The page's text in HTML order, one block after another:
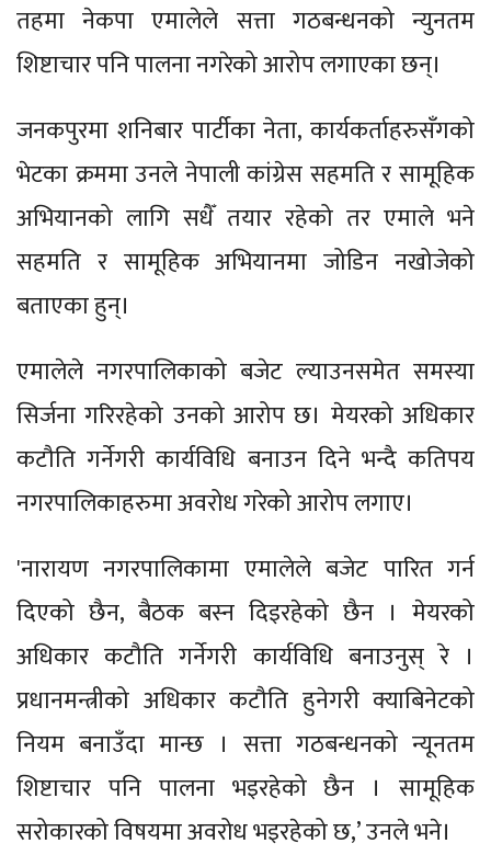
तहमा नेकपा एमालेले सत्ता गठबन्धनको न्युनतम
शिष्टाचार पनि पालना नगरेको आरोप लगाएका छन्।
जनकपुरमा शनिबार पार्टीका नेता, कार्यकर्ताहरुसँगको
भेटका क्रममा उनले नेपाली कांग्रेस सहमति र सामूहिक
अभियानको लागि सधैँ तयार रहेको तर एमाले भने
सहमति र सामूहिक अभियानमा जोडिन नखोजेको
बताएका हुन्।
एमालेले नगरपालिकाको बजेट ल्याउनसमेत समस्या
सिर्जना गरिरहेको उनको आरोप छ। मेयरको अधिकार
कटौति गर्नेगरी कार्यविधि बनाउन दिने भन्दै कतिपय
नगरपालिकाहरुमा अवरोध गरेको आरोप लगाए।
'नारायण नगरपालिकामा एमालेले बजेट पारित गर्न
दिएको छैन, बैठक बस्न दिइरहेको छैन । मेयरको
अधिकार कटौति गर्नेगरी कार्यविधि बनाउनुस् रे ।
प्रधानमन्त्रीको अधिकार कटौति हुनेगरी क्याबिनेटको
नियम बनाउँदा मान्छ । सत्ता गठबन्धनको न्यूनतम
शिष्टाचार पनि पालना भइरहेको छैन । सामूहिक
सरोकारको विषयमा अवरोध भइरहेको छ,’ उनले भने।